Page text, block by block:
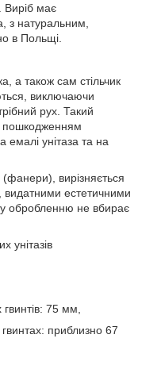
Виріб має
з натуральним,
в Польщі.
а також сам стільчик
виключаючи
рух. Такий
пошкодженням
емалі унітаза та на
(фанери), вирізняється
естетичними
обробленню не вбирає
унітазів
75 мм,
приблизно 67